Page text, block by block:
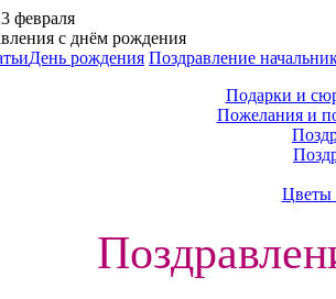
с днём рождения
День рождения Поздравление
Подарки и
Пожелания и
Цветы